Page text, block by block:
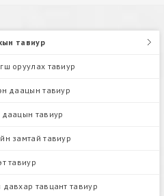
тавиур
оруулах тавиур
даацын тавиур
тавиур
замтай тавиур
тавиур
тавцант тавиур